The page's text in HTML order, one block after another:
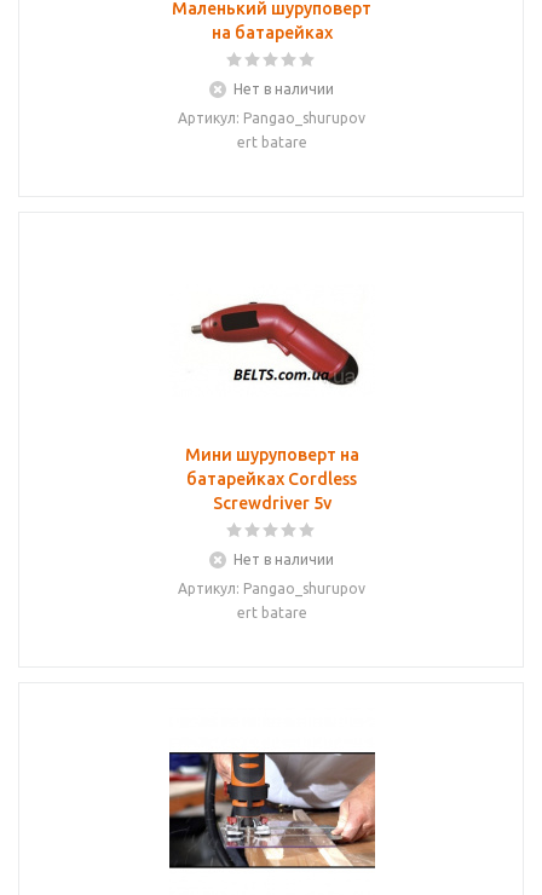
Маленький шуруповерт
на батарейках
Нет в наличии
Артикул: Pangao_shurupov
ert batare
Мини шуруповерт на
батарейках Cordless
Screwdriver 5v
Нет в наличии
Артикул: Pangao_shurupov
ert batare